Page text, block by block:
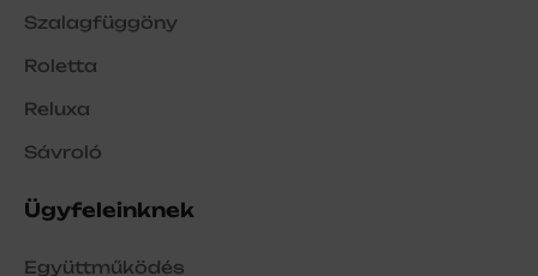
Szalagfüggöny
Roletta
Reluxa
Sávroló
Ügyfeleinknek
Együttműködés